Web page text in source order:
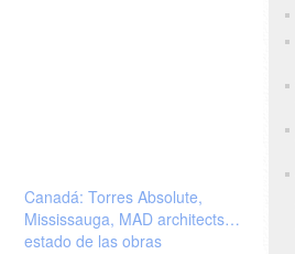
Canadá: Torres Absolute,
Mississauga, MAD architects…
estado de las obras